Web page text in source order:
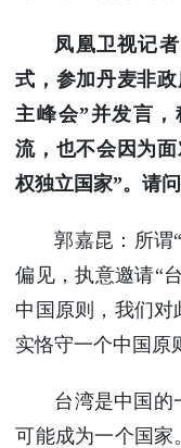
凤凰卫视记
式，参加丹麦非
主峰会”并发言
流，也不会因为
权独立国家”。请
郭嘉昆：所谓
偏见，执意邀请“
中国原则，我们对
实恪守一个中国原
台湾是中国的
可能成为一个国家